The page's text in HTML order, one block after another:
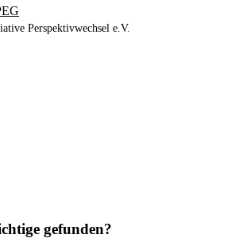
Perspektivwechsel e.V.
gefunden?